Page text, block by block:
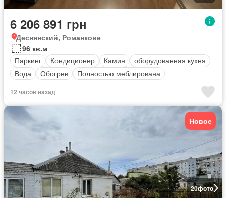
6 206 891 грн
Деснянский, Романкове
96 кв.м
Паркинг
Кондиционер Камин
оборудованная кухня
Вода
Обогрев Полностью меблирована
12 часов назад
20фото
Новое